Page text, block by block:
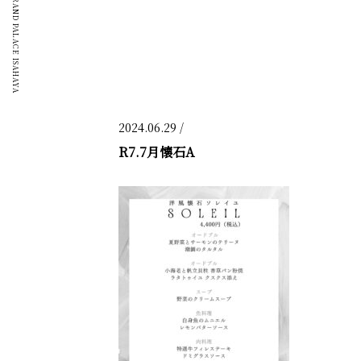
GRAND PALACE ISAHAYA
2024.06.29 /
R7.7月懐石A